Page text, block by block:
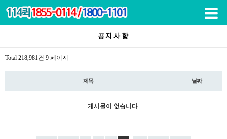
공지사항
Total 218,981건 9 페이지
제목 날짜
게시물이 없습니다.